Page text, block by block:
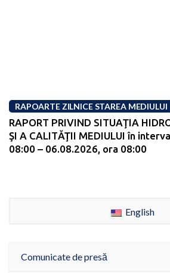
RAPOARTE ZILNICE STAREA MEDIULUI
RAPORT PRIVIND SITUAŢIA
ŞI A CALITĂŢII MEDIULUI în
08:00 – 06.08.2026, ora 08:00
English
Comunicate de presă